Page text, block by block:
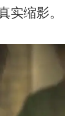
实缩影。